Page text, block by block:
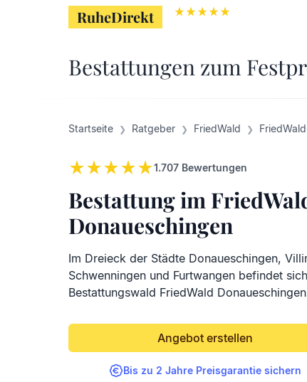
RuheDirekt
Bestattungen zum
RuheDirekt
Startseite Ratgeber FriedWald
1.707 Bewertungen
Bestattung im
Donaueschingen
Im Dreieck der Städte Donaueschingen,
Schwenningen und Furtwangen befindet
Bestattungswald FriedWald
Angebot erstellen
Bis zu 2 Jahre Preisgarantie sichern